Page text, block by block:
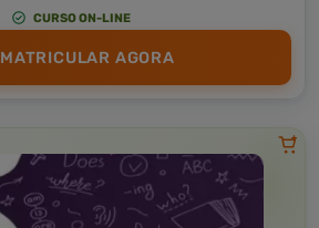
CURSO ON-LINE
MATRICULAR AGORA